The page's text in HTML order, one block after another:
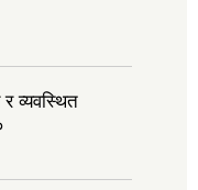
व्यवस्थित